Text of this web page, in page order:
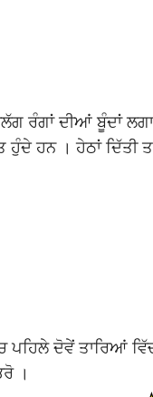
ਰੰਗਾਂ ਦੀਆਂ ਬੂੰਦਾਂ
ਹੁੰਦੇ ਹਨ । ਹੇਠਾਂ
ਪਹਿਲੇ ਦੋਵੇਂ ਤਾਰਿਆਂ
।